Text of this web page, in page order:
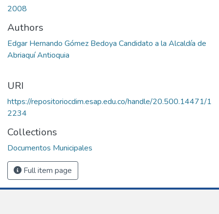
2008
Authors
Edgar Hernando Gómez Bedoya Candidato a la Alcaldía de
Abriaquí Antioquia
URI
https://repositoriocdim.esap.edu.co/handle/20.500.14471/1
2234
Collections
Documentos Municipales
Full item page